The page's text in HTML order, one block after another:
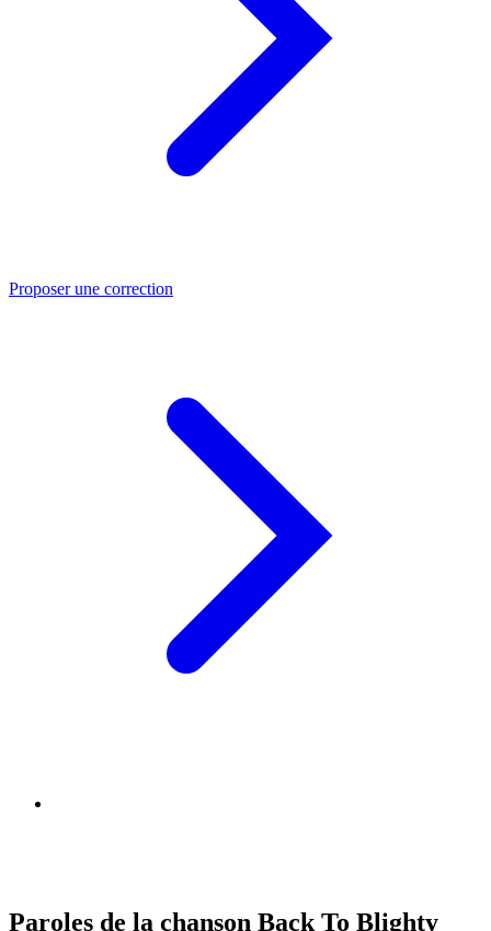
Proposer une correction
Paroles de la chanson Back To Blighty